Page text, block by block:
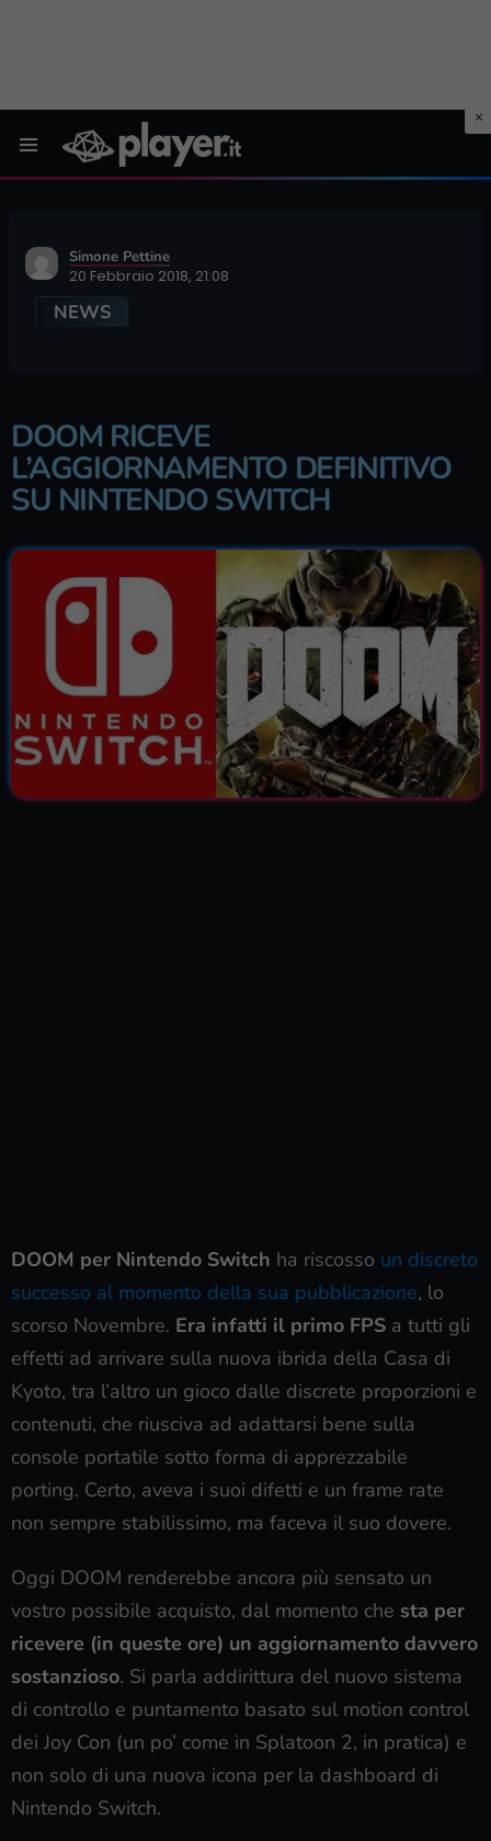
Simone Pettine
20 Febbraio 2018, 21:08
NEWS
DOOM RICEVE
L’AGGIORNAMENTO DEFINITIVO
SU NINTENDO SWITCH
DOOM per Nintendo Switch ha riscosso un discreto
successo al momento della sua pubblicazione, lo
scorso Novembre. Era infatti il primo FPS a tutti gli
effetti ad arrivare sulla nuova ibrida della Casa di
Kyoto, tra l’altro un gioco dalle discrete proporzioni e
contenuti, che riusciva ad adattarsi bene sulla
console portatile sotto forma di apprezzabile
porting. Certo, aveva i suoi difetti e un frame rate
non sempre stabilissimo, ma faceva il suo dovere.
Oggi DOOM renderebbe ancora più sensato un
vostro possibile acquisto, dal momento che sta per
ricevere (in queste ore) un aggiornamento davvero
sostanzioso. Si parla addirittura del nuovo sistema
di controllo e puntamento basato sul motion control
dei Joy Con (un po’ come in Splatoon 2, in pratica) e
non solo di una nuova icona per la dashboard di
Nintendo Switch.